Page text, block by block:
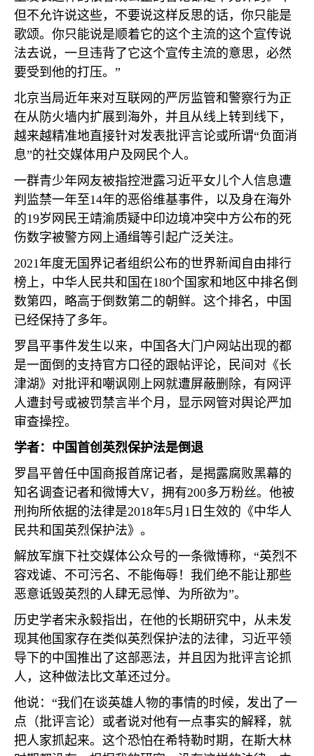
但不允许说这些，不要说这样反思的话，你只能是
歌颂。你只能说是顺着它的这个主流的这个宣传说
法去说，一旦违背了它这个宣传主流的意思，必然
要受到他的打压。”
北京当局近年来对互联网的严厉监管和警察行为正
在从防火墙内扩展到海外，并且从线上转到线下，
越来越精准地直接针对发表批评言论或所谓“负面消
息”的社交媒体用户及网民个人。
一群青少年网友被指控泄露习近平女儿个人信息遭
判监禁一年至14年的恶俗维基事件，以及身在海外
的19岁网民王靖渝质疑中印边境冲突中方公布的死
伤数字被警方网上通缉等引起广泛关注。
2021年度无国界记者组织公布的世界新闻自由排行
榜上，中华人民共和国在180个国家和地区中排名倒
数第四，略高于倒数第二的朝鲜。这个排名，中国
已经保持了多年。
罗昌平事件发生以来，中国各大门户网站出现的都
是一面倒的支持官方口径的跟帖评论，民间对《长
津湖》对批评和嘲讽刚上网就遭屏蔽删除，有网评
人遭封号或被罚禁言半个月，显示网管对舆论严加
审查操控。
学者：中国首创英烈保护法是倒退
罗昌平曾任中国商报首席记者，是揭露腐败黑幕的
知名调查记者和微博大V，拥有200多万粉丝。他被
刑拘所依据的法律是2018年5月 1 日生效的《中华人
民共和国英烈保护法》。
解放军旗下社交媒体公众号的一条微博称，“英烈不
容戏谑、不可污名、不能侮辱！我们绝不能让那些
恶意诋毁英烈的人肆无忌惮、为所欲为”。
历史学者宋永毅指出，在他的长期研究中，从未发
现其他国家存在类似英烈保护法的法律，习近平领
导下的中国推出了这部恶法，并且因为批评言论抓
人，这种做法比文革还过分。
他说：“我们在谈英雄人物的事情的时候，发出了一
点（批评言论）或者说对他有一点事实的解释，就
把人家抓起来。这个恐怕在希特勒时期，在斯大林